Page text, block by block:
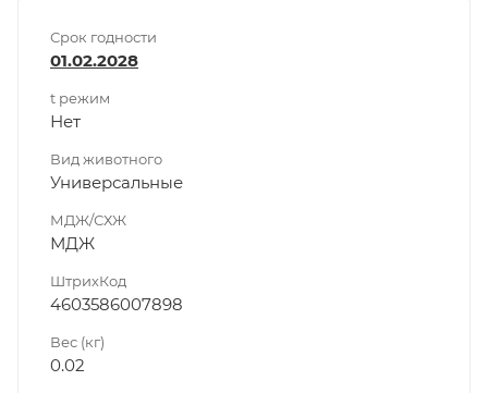
Срок годности
01.02.2028
t режим
Нет
Вид животного
Универсальные
МДЖ/СХЖ
МДЖ
ШтрихКод
4603586007898
Вес (кг)
0.02